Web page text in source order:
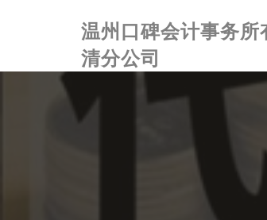
温州口碑会计事务所
清分公司